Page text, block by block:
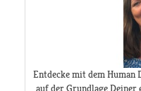
Entdecke mit dem Human
auf der Grundlage